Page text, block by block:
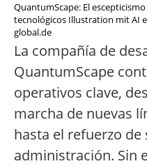
QuantumScape: El
tecnológicos Illustration mit AI
global.de
La compañía de
QuantumScape
operativos clave,
marcha de nuevas
hasta el refuerzo de
administración. Sin